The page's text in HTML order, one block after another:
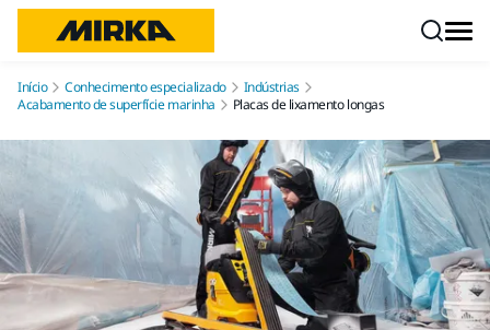
Início Conhecimento especializado
Indústrias
Acabamento de superfície marinha
Placas de lixamento longas